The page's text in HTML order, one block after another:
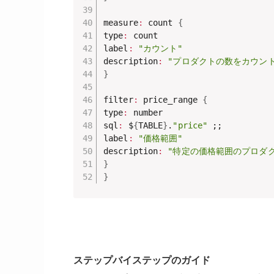
measure: count {
type:
count
label :
"カウント"
description:
"プロダクトの数をカウン
}
filter: price_range {
type:
number
sql : ${TABLE} . "price" ;;
label :
"価格範囲"
description:
"特定の価格範囲のプロダ
}
}
ステップバイステップのガイド